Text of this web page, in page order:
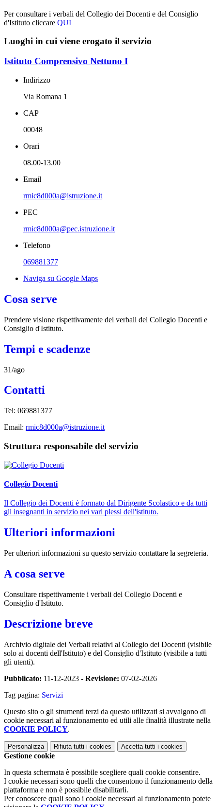
Per consultare i verbali del Collegio dei Docenti e del Consiglio
d'Istituto cliccare QUI
Luoghi in cui viene erogato il servizio
Istituto Comprensivo Nettuno I
Indirizzo
Via Romana 1
CAP
00048
Orari
08.00-13.00
Email
rmic8d000a@istruzione.it
PEC
rmic8d000a@pec.istruzione.it
Telefono
069881377
Naviga su Google Maps
Cosa serve
Prendere visione rispettivamente dei verbali del Collegio Docenti e
Consiglio d'Istituto.
Tempi e scadenze
31/ago
Contatti
Tel: 069881377
Email: rmic8d000a@istruzione.it
Struttura responsabile del servizio
Collegio Docenti
Il Collegio dei Docenti è formato dal Dirigente Scolastico e da tutti
gli insegnanti in servizio nei vari plessi dell'istituto.
Ulteriori informazioni
Per ulteriori informazioni su questo servizio contattare la segreteria.
A cosa serve
Consultare rispettivamente i verbali del Collegio Docenti e
Consiglio d'Istituto.
Descrizione breve
Archivio digitale dei Verbali relativi al Collegio dei Docenti (visibile
solo ai docenti dell'Istituto) e del Consiglio d'Istituto (visibile a tutti
gli utenti).
Pubblicato: 11-12-2023 - Revisione: 07-02-2026
Tag pagina: Servizi
Questo sito o gli strumenti terzi da questo utilizzati si avvalgono di
cookie necessari al funzionamento ed utili alle finalità illustrate nella
COOKIE POLICY.
Personalizza Rifiuta tutti i cookies Accetta tutti i cookies
Gestione cookie
In questa schermata è possibile scegliere quali cookie consentire.
I cookie necessari sono quelli che consentono il funzionamento della
piattaforma e non è possibile disabilitarli.
Per conoscere quali sono i cookie necessari al funzionamento potete